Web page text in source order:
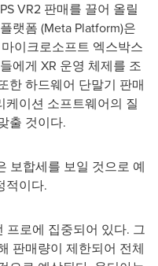
PS VR2 판매를 끌어 올릴
플랫폼 (Meta Platform)은
마이크로소프트 엑스박스
들에게 XR 운영 체제를 조
한하드웨어 단말기 판매
케이션 소프트웨어의 질
출 것이다.
보합세를 보일 것으로 예
적이다.
프로에 집중되어 있다. 그
판매량이 제한되어 전체